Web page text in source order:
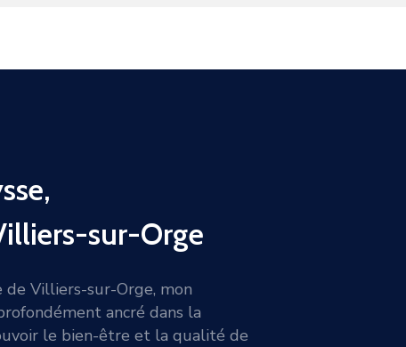
sur-Orge
Villiers-sur-Orge, mon
ancré dans la
le bien-être et la qualité de